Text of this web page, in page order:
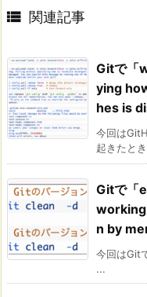
 関連記事
Gitで「
ying
hes is
今回は
起きたと
Gitで「
n by
今回はGit
...